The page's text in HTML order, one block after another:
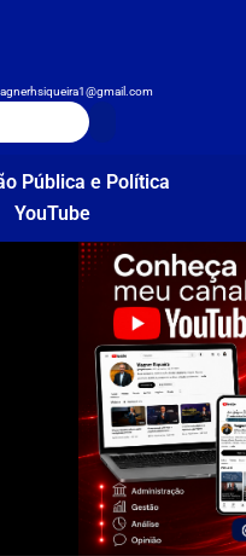
Pública e Política
YouTube